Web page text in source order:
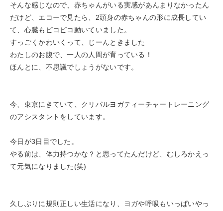
そんな感じなので、赤ちゃんがいる実感があんまりなかったん
だけど、エコーで見たら、2頭身の赤ちゃんの形に成長してい
て、心臓もピコピコ動いていました。
すっごくかわいくって、じーんときました
わたしのお腹で、一人の人間が育っている！
ほんとに、不思議でしょうがないです。
今、東京にきていて、クリパルヨガティーチャートレーニング
のアシスタントをしています。
今日が3日目でした。
やる前は、体力持つかな？と思ってたんだけど、むしろかえっ
て元気になりました(笑)
久しぶりに規則正しい生活になり、ヨガや呼吸もいっぱいやっ